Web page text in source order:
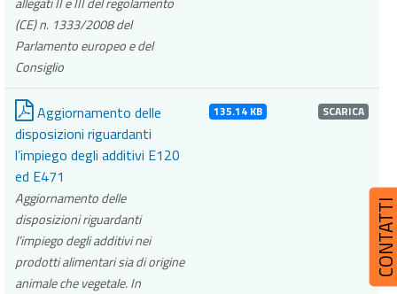
(CE) n. 1333/2008 del
Parlamento europeo e del
Consiglio
Aggiornamento delle
disposizioni riguardanti
l’impiego degli additivi E120
ed E471
Aggiornamento delle
disposizioni riguardanti
l’impiego degli additivi nei
prodotti alimentari sia di origine
animale che vegetale. In
135.14 KB SCARICA